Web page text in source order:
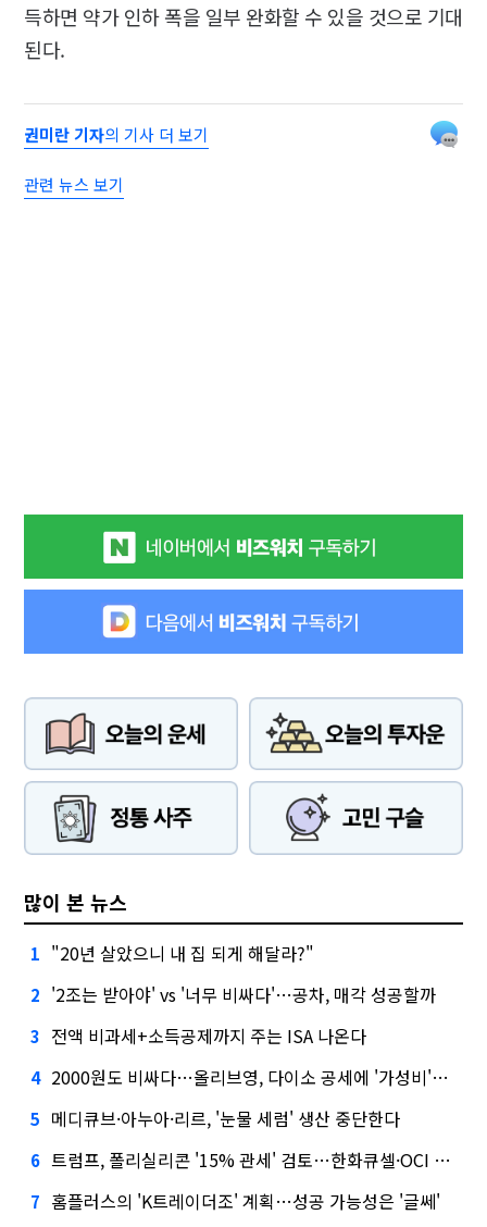
득하면 약가 인하 폭을 일부 완화할 수 있을 것으로 기대
된다.
권미란 기자의 기사 더 보기
관련 뉴스 보기
많이 본 뉴스
1 "20년 살았으니 내 집 되게 해달라?"
2 '2조는 받아야' vs '너무 비싸다'…공차, 매각 성공할까
3 전액 비과세+소득공제까지 주는 ISA 나온다
4 2000원도 비싸다…올리브영, 다이소 공세에 '가성비'로 맞불
5 메디큐브·아누아·리르, '눈물 세럼' 생산 중단한다
6 트럼프, 폴리실리콘 '15% 관세' 검토…한화큐셀·OCI 영향은?
7 홈플러스의 'K트레이더조' 계획…성공 가능성은 '글쎄'